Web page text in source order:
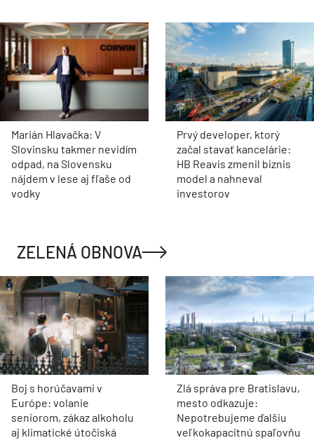
Marián Hlavačka: V
Slovinsku takmer nevidím
odpad, na Slovensku
nájdem v lese aj fľaše od
vodky
Prvý developer, ktorý
začal stavať kancelárie:
HB Reavis zmenil biznis
model a nahneval
investorov
ZELENÁ OBNOVA
Boj s horúčavami v
Európe: volanie
seniorom, zákaz alkoholu
aj klimatické útočiská
Zlá správa pre Bratislavu,
mesto odkazuje:
Nepotrebujeme ďalšiu
veľkokapacitnú spaľovňu